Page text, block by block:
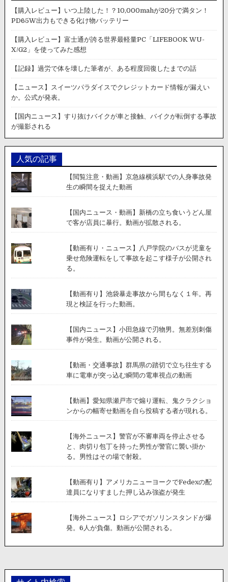
【購入レビュー】いつ上陸した！？10,000mahが20分で満タン！
PD65W出力もできる化け物バッテリー
【購入レビュー】富士通が誇る世界最軽量PC「LIFEBOOK WU-
X/G2」を使ってみた感想
【記録】過労で体を壊した筆者が、ある程度回復したまでの話
【ニュース】スイーツパラダイスでクレジットカード情報が漏えい
か。公式が発表。
【国内ニュース】すり抜けバイクが車と接触、バイクが転倒する事故
が撮影される
人気の記事
【閲覧注意・動画】京急線横浜駅での人身事故発
生の瞬間を捉えた動画
【国内ニュース・動画】新橋の立ち食いうどん屋
で客が店員に暴行。動画が拡散される。
【動画有り・ニュース】八戸学院のバスが児童を
乗せ危険運転をして事故を起こす様子が公開され
る。
【動画有り】池袋暴走事故から間もなく１年。再
現と検証を行った動画。
【国内ニュース】小田急線で刃物男。無差別刺傷
事件が発生。動画が公開される。
【動画・交通事故】群馬県の踏切で立ち往生する
車に電車が突っ込む瞬間の電車視点の動画
【動画】愛知県瀬戸市で煽り運転、鬼クラクショ
ンからの幅寄せ動画を自ら投稿する者が現れる。
【海外ニュース】警官が不審車両を停止させる
と、肉切り包丁を持った男性が警官に襲い掛か
る。男性はその場で射殺。
【動画有り】アメリカニューヨークでFedexの配
達員になりすました押し込み強盗が発生
【海外ニュース】ロシアでガソリンスタンドが爆
発。6人が負傷。動画が公開される。